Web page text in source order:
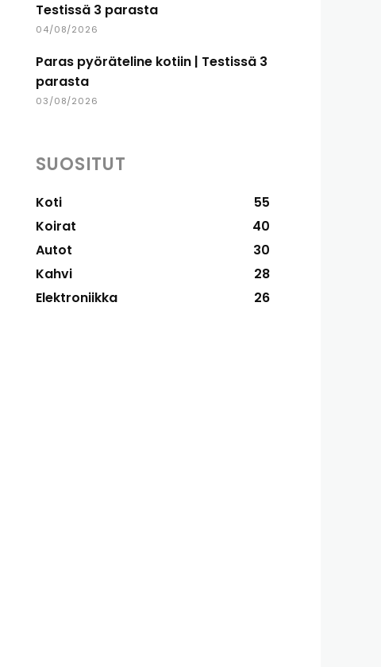
Testissä 3 parasta
04/08/2026
Paras pyöräteline kotiin | Testissä 3
parasta
03/08/2026
SUOSITUT
Koti
55
Koirat
40
Autot
30
Kahvi
28
Elektroniikka
26